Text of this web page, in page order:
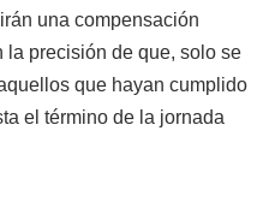
una compensación
la precisión de que, solo se
que hayan cumplido
el término de la jornada